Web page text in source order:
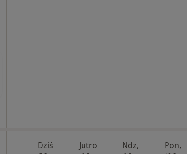
Dziś Jutro Ndz, Pon,